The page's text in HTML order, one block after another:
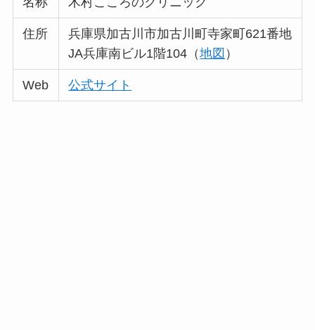
住所
兵庫県加古川市加古川町寺家町621番地
JA兵庫南ビル1階104（地図 ）
Web 公式サイト